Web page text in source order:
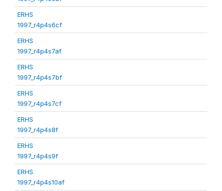
ERHS
1997_r4p4s6cf
ERHS
1997_r4p4s7af
ERHS
1997_r4p4s7bf
ERHS
1997_r4p4s7cf
ERHS
1997_r4p4s8f
ERHS
1997_r4p4s9f
ERHS
1997_r4p4s10af